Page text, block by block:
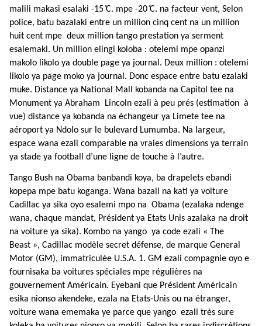
malili makasi esalaki -15 ̊C. mpe -20 ̊C. na facteur vent, Selon
police, batu bazalaki entre un million cinq cent na un million
huit cent mpe deux million tango prestation ya serment
esalemaki. Un million elingi koloba : otelemi mpe opanzi
makolo likolo ya double page ya journal. Deux million : otelemi
likolo ya page moko ya journal. Donc espace entre batu ezalaki
muke. Distance ya National Mall kobanda na Capitol tee na
Monument ya Abraham Lincoln ezali à peu prés (estimation à
vue) distance ya kobanda na échangeur ya Limete tee na
aéroport ya Ndolo sur le bulevard Lumumba. Na largeur,
espace wana ezali comparable na vraies dimensions ya terrain
ya stade ya football d’une ligne de touche à l’autre.
Tango Bush na Obama banbandi koya, ba drapelets ebandi
kopepa mpe batu koganga. Wana bazali na kati ya voiture
Cadillac ya sika oyo esalemi mpo na Obama (ezalaka ndenge
wana, chaque mandat, Président ya Etats Unis azalaka na droit
na voiture ya sika). Kombo na yango ya code ezali « The
Beast », Cadillac modèle secret défense, de marque General
Motor (GM), immatriculée U.S.A. 1. GM ezali compagnie oyo e
fournisaka ba voitures spéciales mpe régulières na
gouvernement Américain. Eyebani que Président Américain
esika nionso akendeke, ezala na Etats-Unis ou na étranger,
voiture wana ememaka ye parce que yango ezali très sure